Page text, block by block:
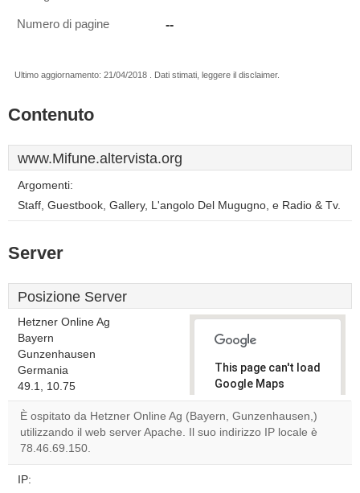
Numero di pagine --
Ultimo aggiornamento: 21/04/2018 . Dati stimati, leggere il disclaimer.
Contenuto
www.Mifune.altervista.org
Argomenti:
Staff, Guestbook, Gallery, L'angolo Del Mugugno, e Radio & Tv.
Server
Posizione Server
Hetzner Online Ag
Bayern
Gunzenhausen
Germania
49.1, 10.75
This page can't load
Google Maps
correctly.
Do you
È ospitato da Hetzner Online Ag (Bayern, Gunzenhausen,)
utilizzando il web server Apache. Il suo indirizzo IP locale è
78.46.69.150.
IP: